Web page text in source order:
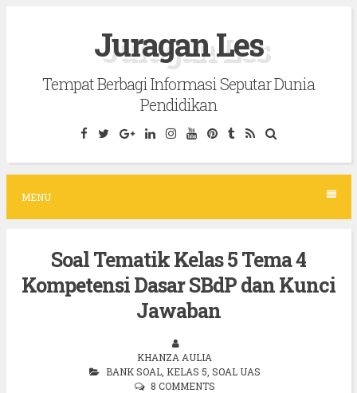
c
Juragan Les
Tempat Berbagi Informasi Seputar Dunia
Pendidikan
MENU
Soal Tematik Kelas 5 Tema 4
Kompetensi Dasar SBdP dan Kunci
Jawaban
KHANZA AULIA
BANK SOAL, KELAS 5 SOAL UAS
8 COMMENTS